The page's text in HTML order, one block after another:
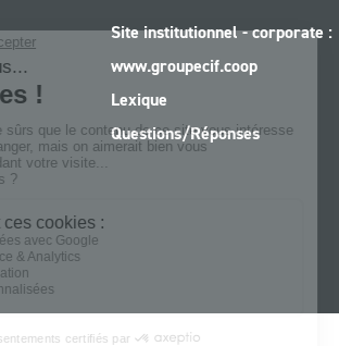
Site institutionnel - corporate :
www.groupecif.coop
Lexique
Questions/Réponses